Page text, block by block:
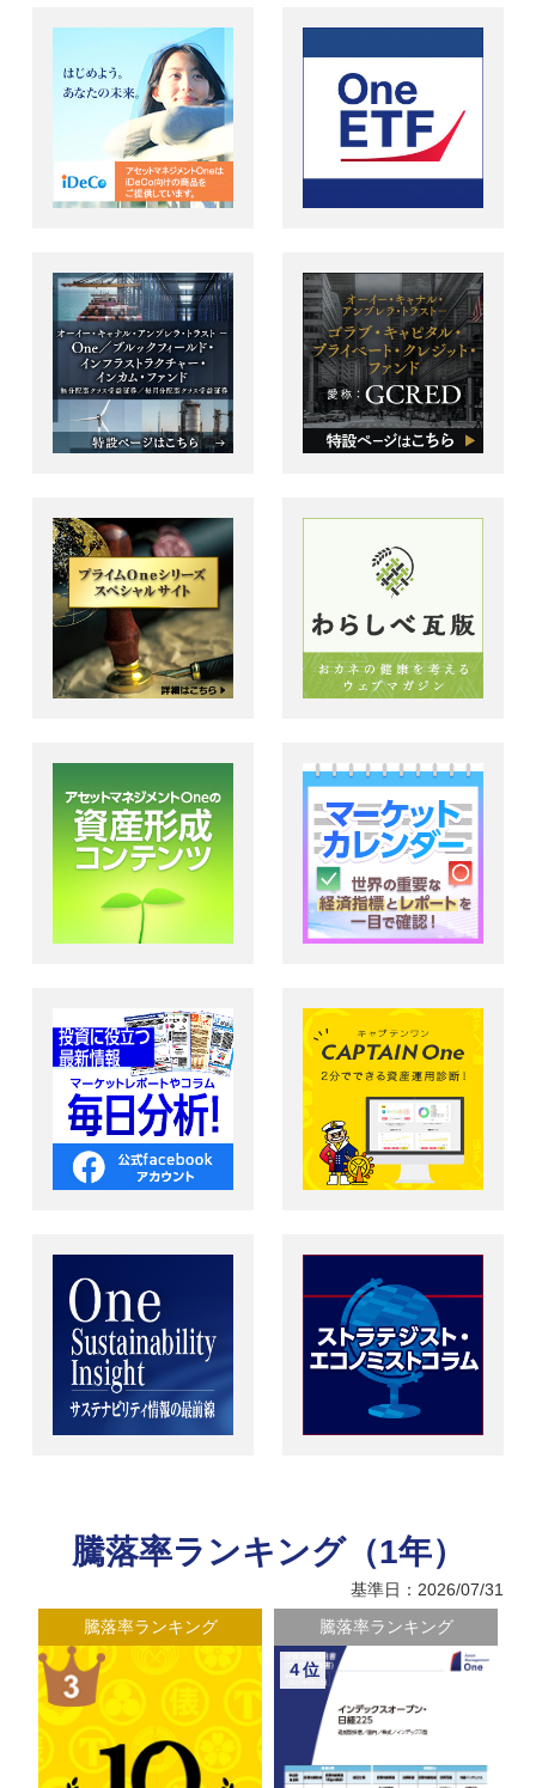
騰落率ランキング（1年）
基準日：2026/07/31
騰落率ランキング
騰落率ランキング
４位